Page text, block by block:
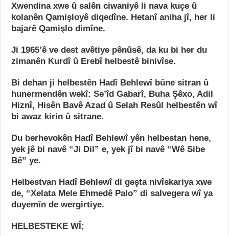
Xwendina xwe û salên ciwaniyê li nava kuçe û
kolanên Qamişloyê diqedîne. Hetanî aniha jî, her li
bajarê Qamişlo dimîne.
Ji 1965’ê ve dest avêtiye pênûsê, da ku bi her du
zimanên Kurdî û Erebî helbestê binivîse.
Bi dehan ji helbestên Hadî Behlewî bûne sitran û
hunermendên wekî: Se’îd Gabarî, Buha Şêxo, Adil
Hiznî, Hisên Bavê Azad û Selah Resûl helbestên wî
bi awaz kirin û sitrane.
Du berhevokên Hadî Behlewî yên helbestan hene,
yek jê bi navê “Ji Dil” e, yek jî bi navê “Wê Sibe
Bê” ye.
Helbestvan Hadî Behlewî di geşta nivîskariya xwe
de, “Xelata Mele Ehmedê Palo” di salvegera wî ya
duyemîn de wergirtiye.
HELBESTEKE WÎ;